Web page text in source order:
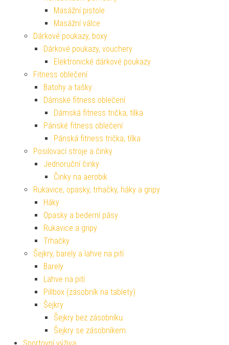
Masážní pistole
Masážní válce
Dárkové poukazy, boxy
Dárkové poukazy, vouchery
Elektronické dárkové poukazy
Fitness oblečení
Batohy a tašky
Dámské fitness oblečení
Dámská fitness trička, tílka
Pánské fitness oblečení
Pánská fitness trička, tílka
Posilovací stroje a činky
Jednoruční činky
Činky na aerobik
Rukavice, opasky, trhačky, háky a gripy
Háky
Opasky a bederní pásy
Rukavice a gripy
Trhačky
Šejkry, barely a lahve na pití
Barely
Lahve na pití
Pillbox (zásobník na tablety)
Šejkry
Šejkry bez zásobníku
Šejkry se zásobníkem
Sportovní výživa